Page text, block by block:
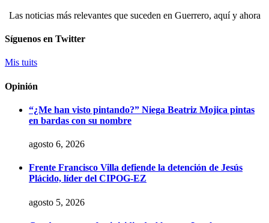
Las noticias más relevantes que suceden en Guerrero, aquí y ahora
Síguenos en Twitter
Mis tuits
Opinión
“¿Me han visto pintando?” Niega Beatriz Mojica pintas
en bardas con su nombre
agosto 6, 2026
Frente Francisco Villa defiende la detención de Jesús
Plácido, líder del CIPOG-EZ
agosto 5, 2026